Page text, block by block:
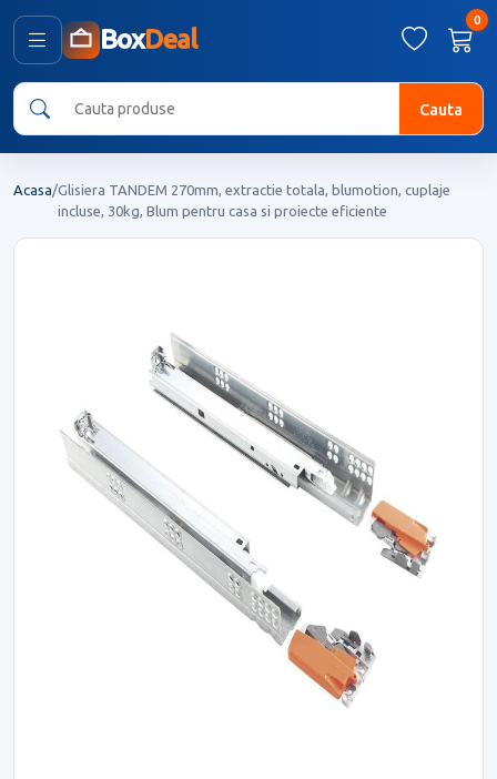
BoxDeal
0
Cauta
Acasa/Glisiera TANDEM 270mm, extractie totala, blumotion, cuplaje
incluse, 30kg, Blum pentru casa si proiecte eficiente